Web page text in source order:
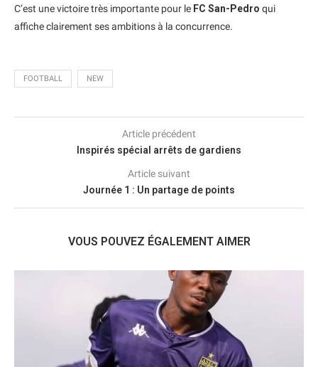
C’est une victoire très importante pour le FC San-Pedro qui
affiche clairement ses ambitions à la concurrence.
FOOTBALL NEW
Article précédent
Inspirés spécial arrêts de gardiens
Article suivant
Journée 1 : Un partage de points
VOUS POUVEZ ÉGALEMENT AIMER